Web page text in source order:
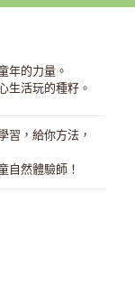
年的力量。
生活玩的種籽。
習，給你方法，
自然體驗師！